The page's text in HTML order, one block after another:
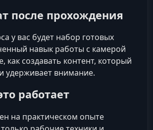
после прохождения
у вас будет набор готовых
навык работы с камерой
как создавать контент, который
удерживает внимание.
работает
на практическом опыте